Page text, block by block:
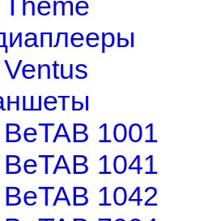
Ventus
BeTAB 1001
BeTAB 1041
BeTAB 1042